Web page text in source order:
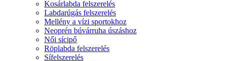
Kosárlabda felszerelés
Labdarúgás felszerelés
Mellény a vízi sportokhoz
Neoprén búvárruha úszáshoz
Női sícipő
Röplabda felszerelés
Sífelszerelés